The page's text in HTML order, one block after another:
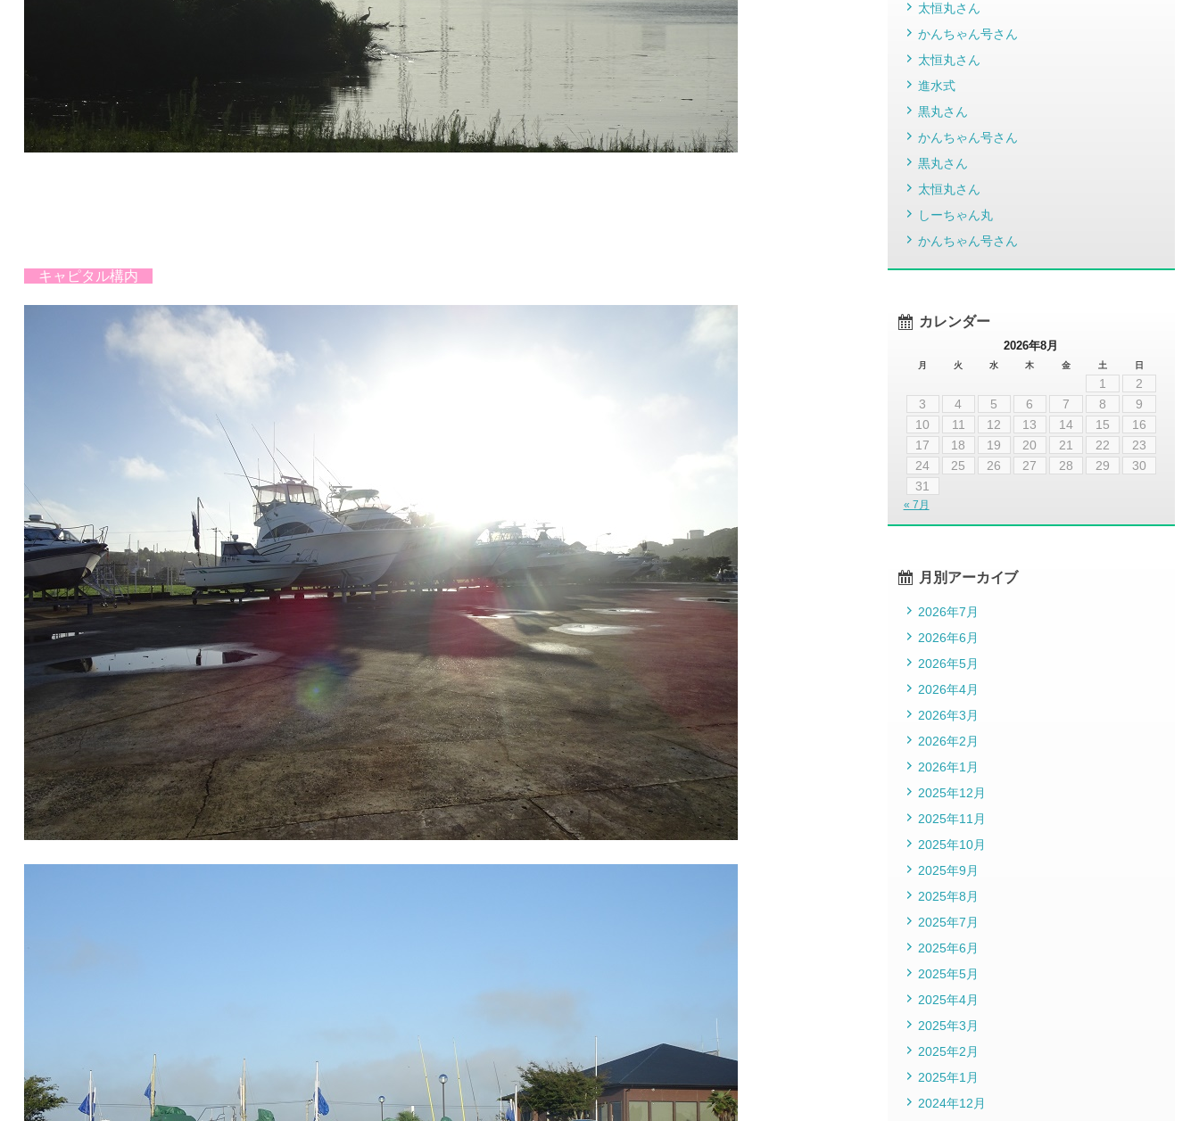
キャピタル構内
太恒丸さん
かんちゃん号さん
太恒丸さん
進水式
黒丸さん
かんちゃん号さん
黒丸さん
太恒丸さん
しーちゃん丸
かんちゃん号さん
カレンダー
2026年8月
月 火 水 木 金 土 日
1
2
3
4 5 6 7 8
9
10
11 12 13 14 15
16
17
18 19 20 21 22
23
24
25 26 27 28 29
30
31
« 7月
月別アーカイブ
2026年7月
2026年6月
2026年5月
2026年4月
2026年3月
2026年2月
2026年1月
2025年12月
2025年11月
2025年10月
2025年9月
2025年8月
2025年7月
2025年6月
2025年5月
2025年4月
2025年3月
2025年2月
2025年1月
2024年12月